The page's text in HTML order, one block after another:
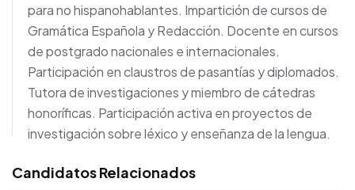
para no hispanohablantes. Impartición de cursos de
Gramática Española y Redacción. Docente en cursos
de postgrado nacionales e internacionales.
Participación en claustros de pasantías y diplomados.
Tutora de investigaciones y miembro de cátedras
honoríficas. Participación activa en proyectos de
investigación sobre léxico y enseñanza de la lengua.
Candidatos Relacionados